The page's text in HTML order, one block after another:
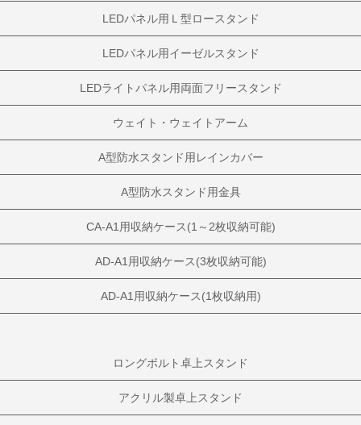
LEDパネル用Ｌ型ロースタンド
LEDパネル用イーゼルスタンド
LEDライトパネル用両面フリースタンド
ウェイト・ウェイトアーム
A型防水スタンド用レインカバー
A型防水スタンド用金具
CA-A1用収納ケース(1～2枚収納可能)
AD-A1用収納ケース(3枚収納可能)
AD-A1用収納ケース(1枚収納用)
ロングボルト卓上スタンド
アクリル製卓上スタンド